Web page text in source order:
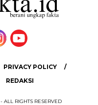
PRIVACY POLICY
REDAKSI
ALL RIGHTS RESERVED